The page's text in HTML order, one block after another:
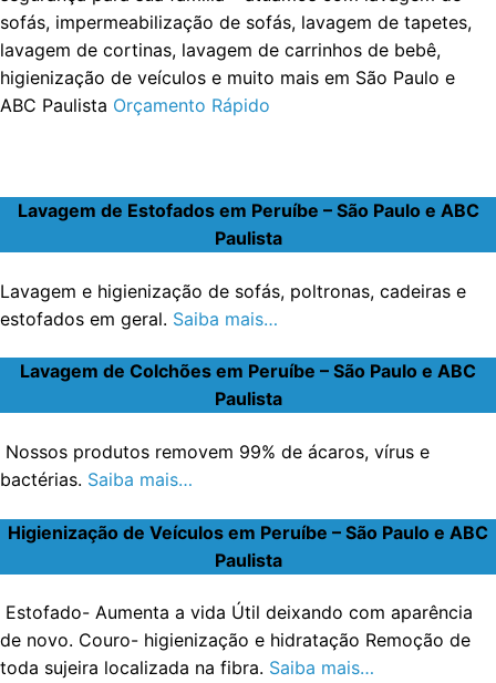
sofás, impermeabilização de sofás, lavagem de tapetes,
lavagem de cortinas, lavagem de carrinhos de bebê,
higienização de veículos e muito mais em São Paulo e
ABC Paulista Orçamento Rápido
Lavagem de Estofados em Peruíbe – São Paulo e ABC
Paulista
Lavagem e higienização de sofás, poltronas, cadeiras e
estofados em geral. Saiba mais…
Lavagem de Colchões em Peruíbe – São Paulo e ABC
Paulista
Nossos produtos removem 99% de ácaros, vírus e
bactérias. Saiba mais…
Higienização de Veículos em Peruíbe – São Paulo e ABC
Paulista
Estofado- Aumenta a vida Útil deixando com aparência
de novo. Couro- higienização e hidratação Remoção de
toda sujeira localizada na fibra. Saiba mais…